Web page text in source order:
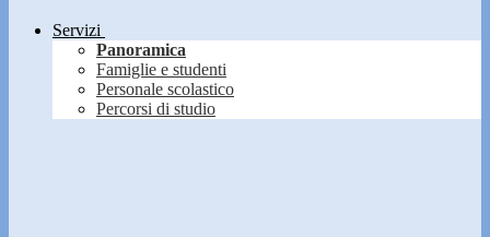
Servizi
Panoramica
Famiglie e studenti
Personale scolastico
Percorsi di studio